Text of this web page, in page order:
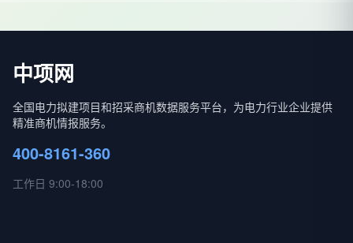
中项网
全国电力拟建项目和招采商机数据服务平台，为电力行业企业提供
精准商机情报服务。
400-8161-360
工作日 9:00-18:00